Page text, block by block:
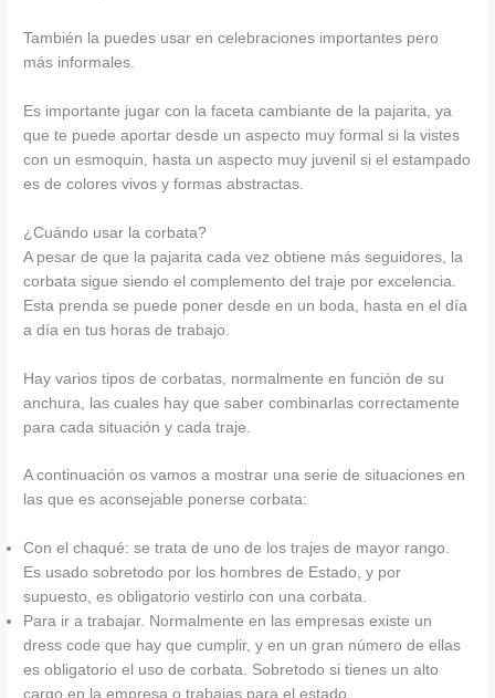
También la puedes usar en celebraciones importantes pero
más informales.
Es importante jugar con la faceta cambiante de la pajarita, ya
que te puede aportar desde un aspecto muy formal si la vistes
con un esmoquin, hasta un aspecto muy juvenil si el estampado
es de colores vivos y formas abstractas.
¿Cuándo usar la corbata?
A pesar de que la pajarita cada vez obtiene más seguidores, la
corbata sigue siendo el complemento del traje por excelencia.
Esta prenda se puede poner desde en un boda, hasta en el día
a día en tus horas de trabajo.
Hay varios tipos de corbatas, normalmente en función de su
anchura, las cuales hay que saber combinarlas correctamente
para cada situación y cada traje.
A continuación os vamos a mostrar una serie de situaciones en
las que es aconsejable ponerse corbata:
Con el chaqué: se trata de uno de los trajes de mayor rango.
Es usado sobretodo por los hombres de Estado, y por
supuesto, es obligatorio vestirlo con una corbata.
Para ir a trabajar. Normalmente en las empresas existe un
dress code que hay que cumplir, y en un gran número de ellas
es obligatorio el uso de corbata. Sobretodo si tienes un alto
cargo en la empresa o trabajas para el estado.